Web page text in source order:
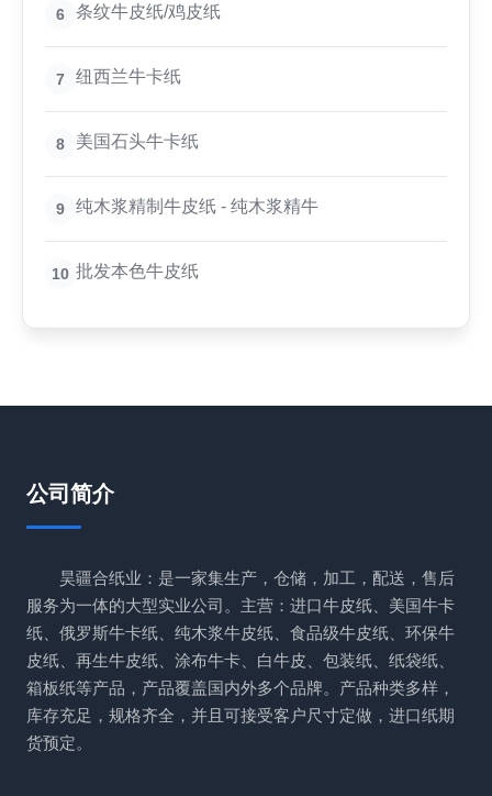
6 条纹牛皮纸/鸡皮纸
7 纽西兰牛卡纸
8 美国石头牛卡纸
9 纯木浆精制牛皮纸 - 纯木浆精牛
10 批发本色牛皮纸
公司简介
昊疆合纸业：是一家集生产，仓储，加工，配送，售后
服务为一体的大型实业公司。主营：进口牛皮纸、美国牛卡
纸、俄罗斯牛卡纸、纯木浆牛皮纸、食品级牛皮纸、环保牛
皮纸、再生牛皮纸、涂布牛卡、白牛皮、包装纸、纸袋纸、
箱板纸等产品，产品覆盖国内外多个品牌。产品种类多样，
库存充足，规格齐全，并且可接受客户尺寸定做，进口纸期
货预定。